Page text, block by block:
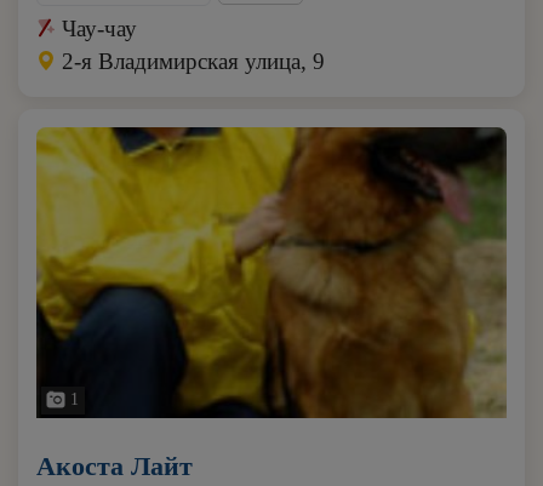
Чау-чау
2-я Владимирская улица, 9
1
Акоста Лайт